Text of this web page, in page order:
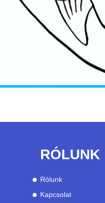
RÓLUNK
Rólunk
Kapcsolat